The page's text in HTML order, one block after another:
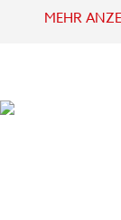
Poznanski
MEHR